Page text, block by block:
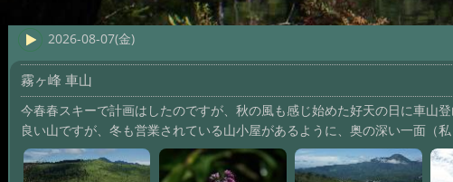
2026-08-07(金)
霧ヶ峰 車山
今春春スキーで計画はしたのですが、秋の風も感じ始めた好天の日に車山
良い山ですが、冬も営業されている山小屋があるように、奥の深い一面（私